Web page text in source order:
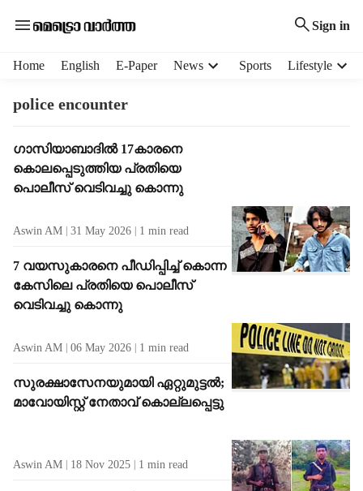
Sign in
Home English E-Paper News Sports Lifestyle
police encounter
T
a
g
s
l
t
s
ഗാസിയാബാദിൽ 17കാരനെ
കൊലപ്പെടുത്തിയ പ്രതിയെ
പൊലീസ് വെടിവച്ചു കൊന്നു
Aswin AM 31 May 2026 1 min read
7 വയസുകാരനെ പീഡിപ്പിച്ച് കൊന്ന
കേസിലെ പ്രതിയെ പൊലീസ്
വെടിവച്ചു കൊന്നു
Aswin AM 06 May 2026 1 min read
സുരക്ഷാസേനയുമായി ഏറ്റുമുട്ടൽ;
മാവോയിസ്റ്റ് നേതാവ് കൊല്ലപ്പെട്ടു
Aswin AM 18 Nov 2025 1 min read